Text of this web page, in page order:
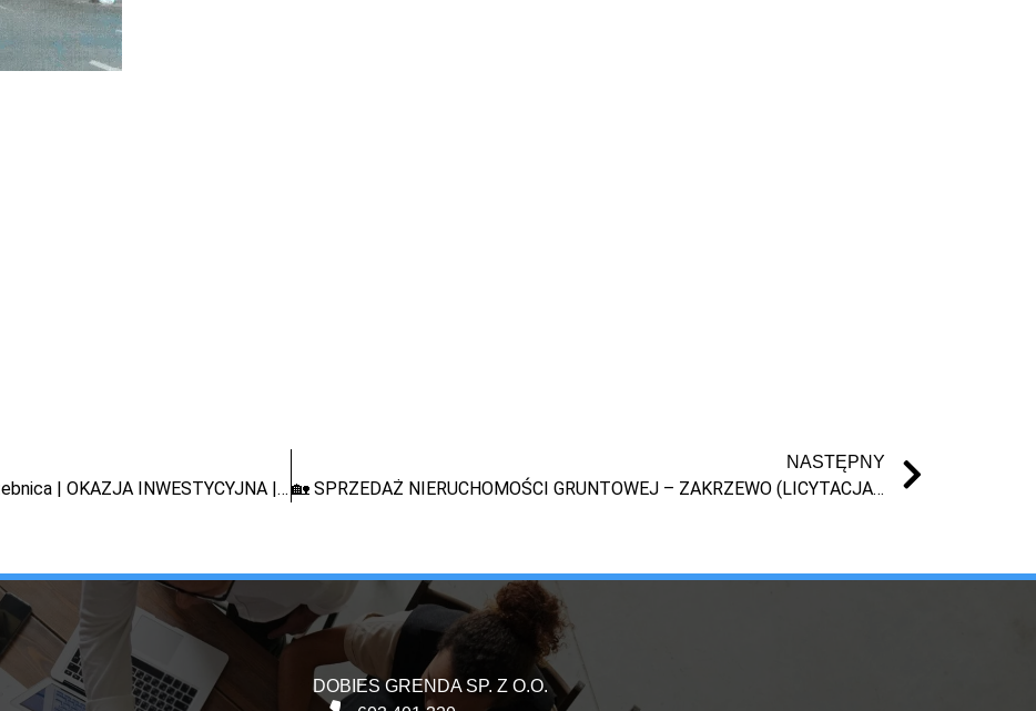
🏡 Udział 1/2 w mieszkaniu 70 m² – Trzebnica | OKAZJA INWESTYCYJNA | możliwa licytacja
NASTĘPNY
🏡 SPRZEDAŻ NIERUCHOMOŚCI GRUNTOWEJ – ZAKRZEWO (LICYTACJA SYNDYKA)
DOBIES GRENDA SP. Z O.O.